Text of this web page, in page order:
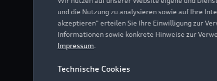
und die Nutzung zu analysieren sowie auf Ihre
akzeptieren" erteilen Sie Ihre Einwilligung zur
Informationen sowie konkrete Hinweise zur
Impressum.
Technische Cookies